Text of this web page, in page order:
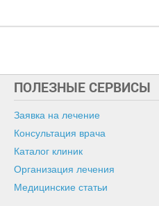
ПОЛЕЗНЫЕ СЕРВИСЫ
Заявка на лечение
Консультация врача
Каталог клиник
Организация лечения
Медицинские статьи